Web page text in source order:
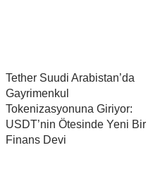
Tether Suudi Arabistan’da
Gayrimenkul
Tokenizasyonuna Giriyor:
USDT’nin Ötesinde Yeni Bir
Finans Devi